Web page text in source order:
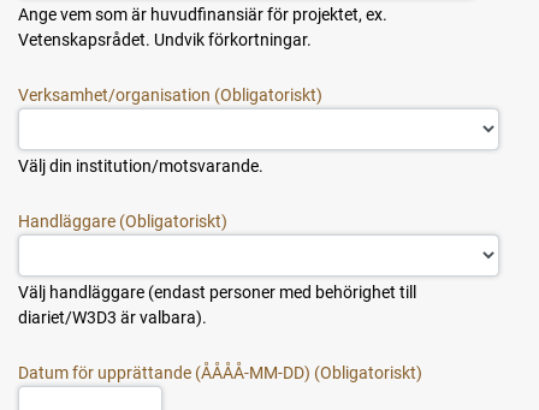
Ange vem som är huvudfinansiär för projektet, ex.
Vetenskapsrådet. Undvik förkortningar.
Verksamhet/organisation
Välj din institution/motsvarande.
Handläggare
Välj handläggare (endast personer med behörighet till
diariet/W3D3 är valbara).
Datum för upprättande (ÅÅÅÅ-MM-DD)